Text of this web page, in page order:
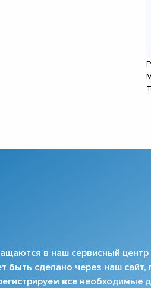
в наш сервисный центр
быть сделано через наш сайт,
все необходимые